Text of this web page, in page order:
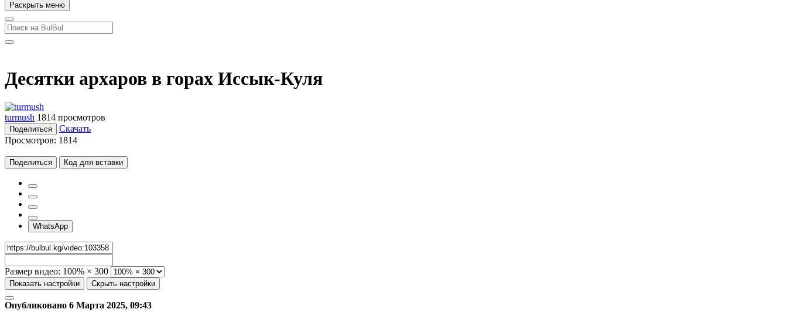
Раскрыть меню
Десятки архаров в горах Иссык-Куля
turmush 1814 просмотров
Поделиться
Скачать
Просмотров: 1814
Поделиться Код для вставки
WhatsApp
Размер видео: 100% × 300
Показать настройки Скрыть настройки
Опубликовано 6 Марта 2025, 09:43